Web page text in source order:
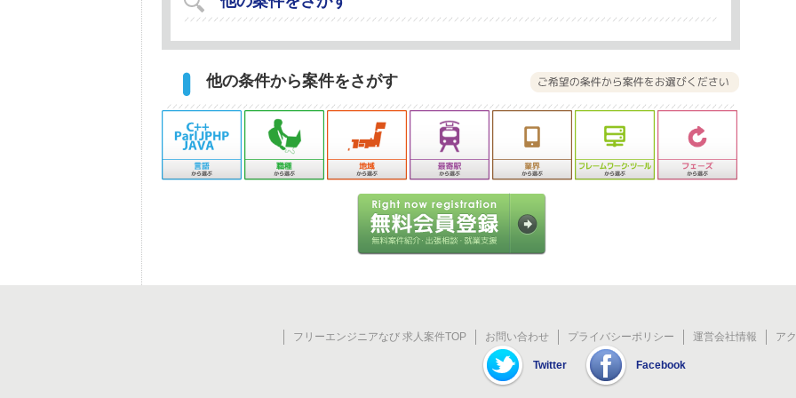
他の条件から案件をさがす
フリーエンジニアなび 求人案件TOP お問い合わせ プライバシーポリシー 運営会社情報 ア
Twitter Facebook